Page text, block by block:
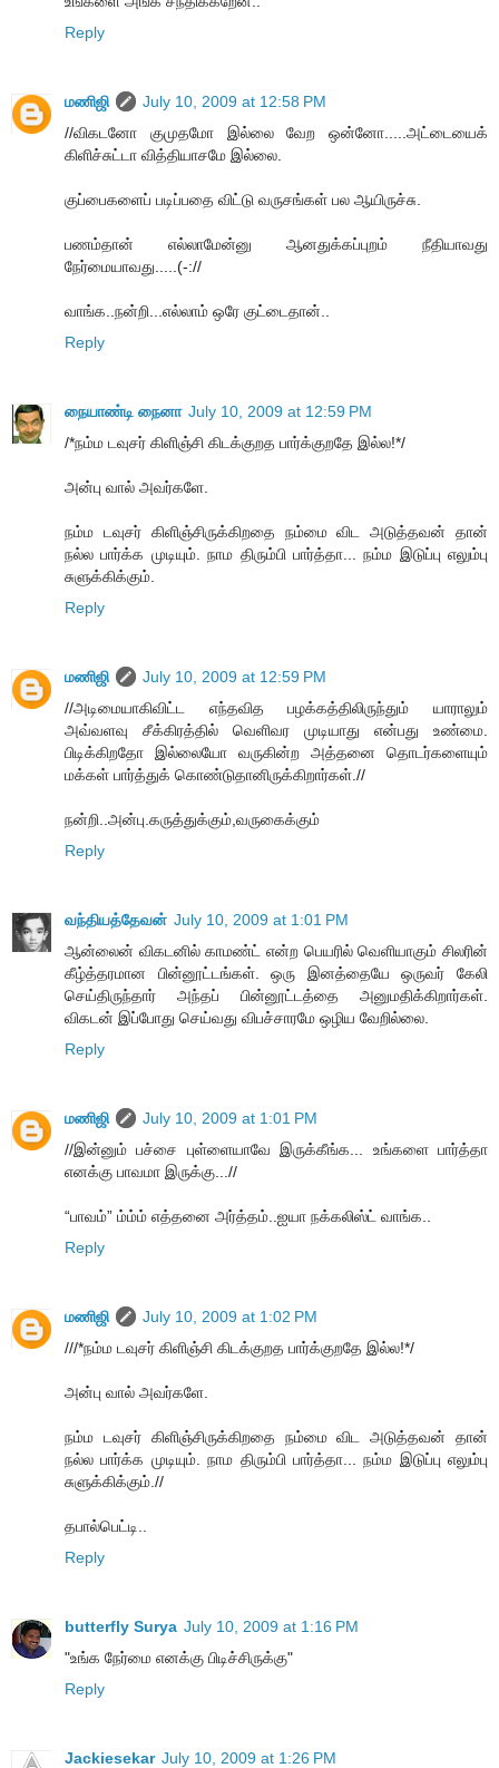
Reply
மணிஜி
July 10, 2009 at 12:58 PM
//விகடனோ குமுதமோ இல்லை வேற ஒன்னோ.....அட்டையைக்
கிளிச்சுட்டா வித்தியாசமே இல்லை.
குப்பைகளைப் படிப்பதை விட்டு வருசங்கள் பல ஆயிருச்சு.
பணம்தான் எல்லாமேன்னு ஆனதுக்கப்புறம் நீதியாவது
நேர்மையாவது.....(-://
வாங்க..நன்றி...எல்லாம் ஒரே குட்டைதான்..
Reply
நையாண்டி நைனா July 10, 2009 at 12:59 PM
/*நம்ம டவுசர் கிளிஞ்சி கிடக்குறத பார்க்குறதே இல்ல!*/
அன்பு வால் அவர்களே.
நம்ம டவுசர் கிளிஞ்சிருக்கிறதை நம்மை விட அடுத்தவன் தான்
நல்ல பார்க்க முடியும். நாம திரும்பி பார்த்தா... நம்ம இடுப்பு எலும்பு
சுளுக்கிக்கும்.
Reply
மணிஜி
July 10, 2009 at 12:59 PM
//அடிமையாகிவிட்ட எந்தவித பழக்கத்திலிருந்தும் யாராலும்
அவ்வளவு சீக்கிரத்தில் வெளிவர முடியாது என்பது உண்மை.
பிடிக்கிறதோ இல்லையோ வருகின்ற அத்தனை தொடர்களையும்
மக்கள் பார்த்துக் கொண்டுதானிருக்கிறார்கள்.//
நன்றி..அன்பு.கருத்துக்கும்,வருகைக்கும்
Reply
வந்தியத்தேவன் July 10, 2009 at 1:01 PM
ஆன்லைன் விகடனில் காமண்ட் என்ற பெயரில் வெளியாகும் சிலரின்
கீழ்த்தரமான பின்னூட்டங்கள். ஒரு இனத்தையே ஒருவர் கேலி
செய்திருந்தார் அந்தப் பின்னூட்டத்தை அனுமதிக்கிறார்கள்.
விகடன் இப்போது செய்வது விபச்சாரமே ஒழிய வேறில்லை.
Reply
மணிஜி
July 10, 2009 at 1:01 PM
//இன்னும் பச்சை புள்ளையாவே இருக்கீங்க... உங்களை பார்த்தா
எனக்கு பாவமா இருக்கு...//
“பாவம்” ம்ம்ம் எத்தனை அர்த்தம்..ஐயா நக்கலிஸ்ட் வாங்க..
Reply
மணிஜி
July 10, 2009 at 1:02 PM
///*நம்ம டவுசர் கிளிஞ்சி கிடக்குறத பார்க்குறதே இல்ல!*/
அன்பு வால் அவர்களே.
நம்ம டவுசர் கிளிஞ்சிருக்கிறதை நம்மை விட அடுத்தவன் தான்
நல்ல பார்க்க முடியும். நாம திரும்பி பார்த்தா... நம்ம இடுப்பு எலும்பு
சுளுக்கிக்கும்.//
தபால்பெட்டி..
Reply
butterfly Surya July 10, 2009 at 1:16 PM
"உங்க நேர்மை எனக்கு பிடிச்சிருக்கு"
Reply
Jackiesekar July 10, 2009 at 1:26 PM